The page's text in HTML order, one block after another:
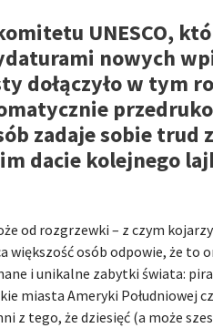
UNESCO,
nowych
dołączyło w tym
zadaje sobie trud
dacie kolejnego
od rozgrzewki – z czym
większość osób odpowie, że to
i unikalne zabytki świata:
miasta Ameryki Południowej
z tego, że dziesięć (a może